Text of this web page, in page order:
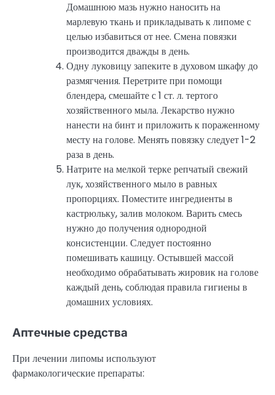
Домашнюю мазь нужно наносить на
марлевую ткань и прикладывать к липоме с
целью избавиться от нее. Смена повязки
производится дважды в день.
Одну луковицу запеките в духовом шкафу до
размягчения. Перетрите при помощи
блендера, смешайте с 1 ст. л. тертого
хозяйственного мыла. Лекарство нужно
нанести на бинт и приложить к пораженному
месту на голове. Менять повязку следует 1-2
раза в день.
Натрите на мелкой терке репчатый свежий
лук, хозяйственного мыло в равных
пропорциях. Поместите ингредиенты в
кастрюльку, залив молоком. Варить смесь
нужно до получения однородной
консистенции. Следует постоянно
помешивать кашицу. Остывшей массой
необходимо обрабатывать жировик на голове
каждый день, соблюдая правила гигиены в
домашних условиях.
Аптечные средства
При лечении липомы используют
фармакологические препараты: